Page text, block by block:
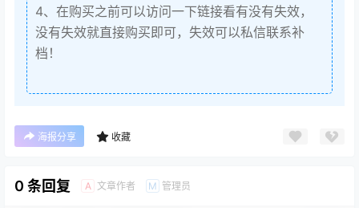
4、在购买之前可以访问一下链接看有没有失效，
没有失效就直接购买即可，失效可以私信联系补
档！
海报分享 收藏
0 条回复 A 文章作者 M 管理员